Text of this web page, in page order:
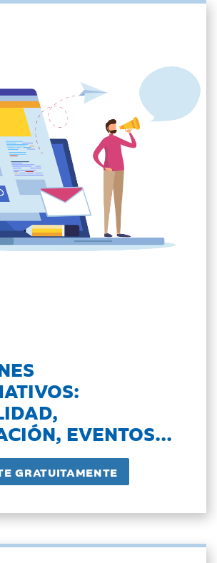
EVENTOS...